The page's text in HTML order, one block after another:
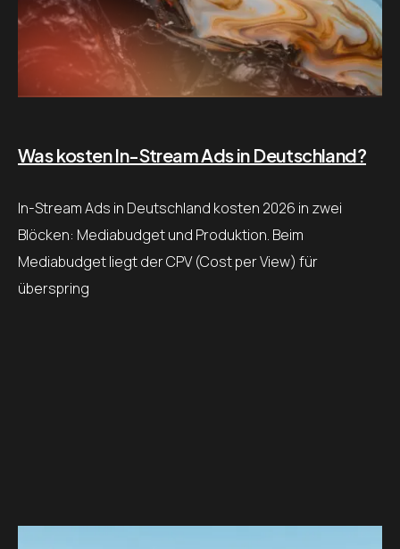
Was kosten In-Stream Ads in Deutschland?
In-Stream Ads in Deutschland kosten 2026 in zwei
Blöcken: Mediabudget und Produktion. Beim
Mediabudget liegt der CPV (Cost per View) für
überspring